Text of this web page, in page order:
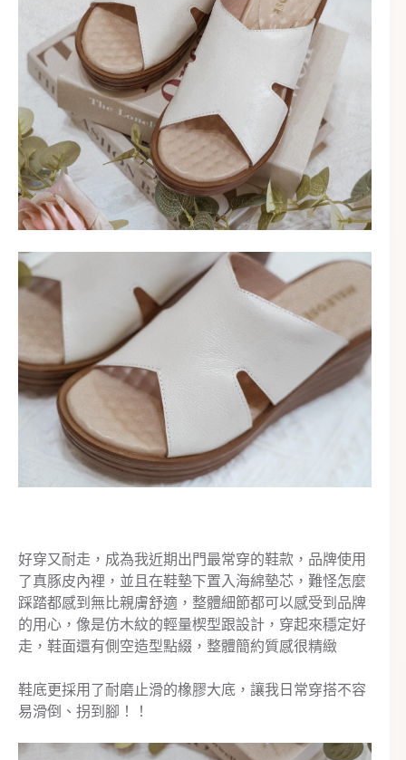
好穿又耐走，成為我近期出門最常穿的鞋款，品牌使用
了真豚皮內裡，並且在鞋墊下置入海綿墊芯，難怪怎麼
踩踏都感到無比親膚舒適，整體細節都可以感受到品牌
的用心，像是仿木紋的輕量楔型跟設計，穿起來穩定好
走，鞋面還有側空造型點綴，整體簡約質感很精緻
鞋底更採用了耐磨止滑的橡膠大底，讓我日常穿搭不容
易滑倒、拐到腳！！